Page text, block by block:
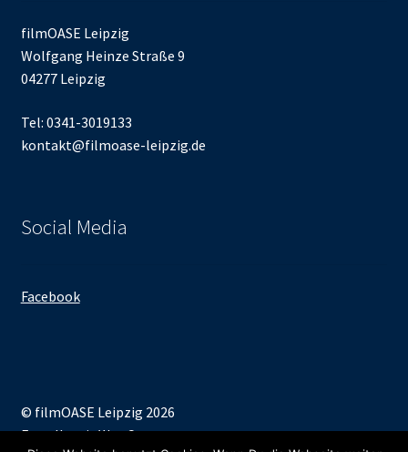
filmOASE Leipzig
Wolfgang Heinze Straße 9
04277 Leipzig
Tel: 0341-3019133
kontakt@filmoase-leipzig.de
Social Media
Facebook
© filmOASE Leipzig 2026
Erstellt mit WooCommerce.